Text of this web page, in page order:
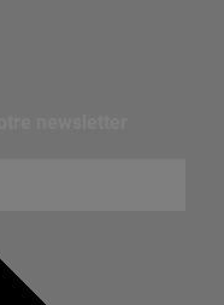
newsletter